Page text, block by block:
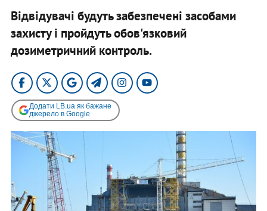
Відвідувачі будуть забезпечені засобами
захисту і пройдуть обов'язковий
дозиметричний контроль.
Додати LB.ua як бажане
джерело в Google